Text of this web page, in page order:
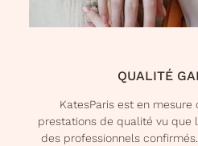
QUALITÉ
KatesParis est en mesure
prestations de qualité vu que
des professionnels